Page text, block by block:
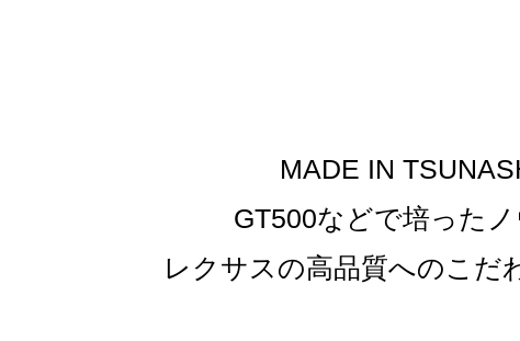
MADE IN
GT500などで培った
レクサスの高品質へのこだ